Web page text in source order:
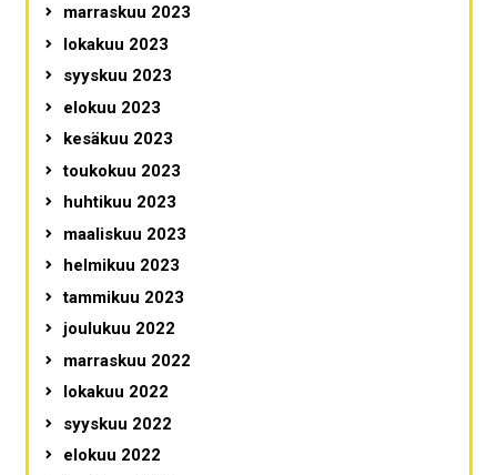
marraskuu 2023
lokakuu 2023
syyskuu 2023
elokuu 2023
kesäkuu 2023
toukokuu 2023
huhtikuu 2023
maaliskuu 2023
helmikuu 2023
tammikuu 2023
joulukuu 2022
marraskuu 2022
lokakuu 2022
syyskuu 2022
elokuu 2022